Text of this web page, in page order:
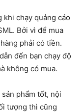
khi chạy quảng cáo
Bởi vì để mua
phải có tiền.
đến bạn chạy độ
không có mua.
phẩm tốt, nội
tượng thì cũng